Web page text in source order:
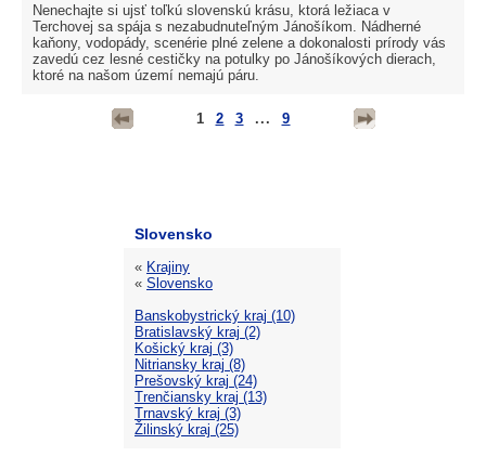
Nenechajte si ujsť toľkú slovenskú krásu, ktorá ležiaca v
Terchovej sa spája s nezabudnuteľným Jánošíkom. Nádherné
kaňony, vodopády, scenérie plné zelene a dokonalosti prírody vás
zavedú cez lesné cestičky na potulky po Jánošíkových dierach,
ktoré na našom území nemajú páru.
1 2 3 ... 9
Slovensko
« Krajiny
« Slovensko
Banskobystrický kraj (10)
Bratislavský kraj (2)
Košický kraj (3)
Nitriansky kraj (8)
Prešovský kraj (24)
Trenčiansky kraj (13)
Trnavský kraj (3)
Žilinský kraj (25)